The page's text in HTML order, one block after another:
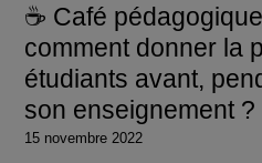
☕ Café
comment donner la
étudiants avant,
son enseignement ?
15 novembre 2022